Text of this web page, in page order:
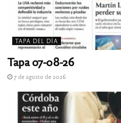
TAPA DEL DÍA
Tapa 07-08-26
7 de agosto de 2026